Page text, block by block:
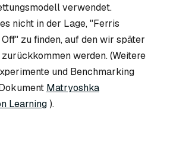
verwendet.
nicht in der Lage, "Ferris
zu finden, auf den wir später
werden. (Weitere
und Benchmarking
Matryoshka
Learning).